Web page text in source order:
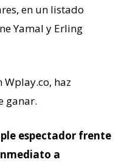
en un listado
Yamal y Erling
Wplay.co, haz
ganar.
espectador frente
a